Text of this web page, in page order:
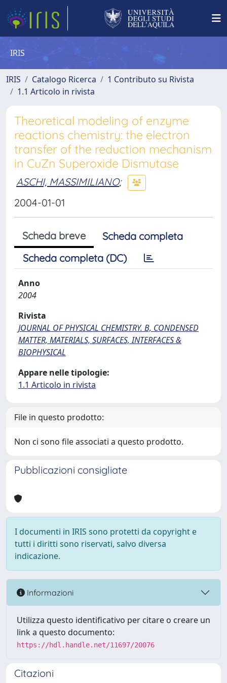
IRIS
IRIS Catalogo Ricerca
1 Contributo su Rivista
1.1 Articolo in rivista
Theoretical modeling of enzyme
reactions chemistry: the electron
transfer of the reduction mechanism
in CuZn Superoxide Dismutase
ASCHI, MASSIMILIANO;
2004-01-01
Scheda breve
Scheda completa
Scheda completa (DC)
Anno
2004
Rivista
JOURNAL OF PHYSICAL CHEMISTRY. B, CONDENSED
MATTER, MATERIALS, SURFACES, INTERFACES &
BIOPHYSICAL
Appare nelle tipologie:
1.1 Articolo in rivista
File in questo prodotto:
Non ci sono file associati a questo prodotto.
Pubblicazioni consigliate
I documenti in IRIS sono protetti da copyright e
tutti i diritti sono riservati, salvo diversa
indicazione.
Informazioni
Utilizza questo identificativo per citare o creare un
link a questo documento:
https://hdl.handle.net/11697/20076
Citazioni